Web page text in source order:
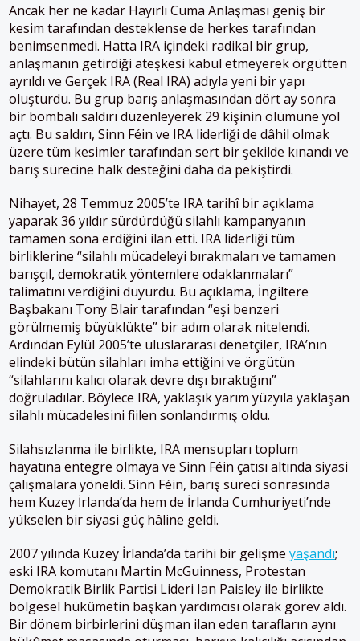
Ancak her ne kadar Hayırlı Cuma Anlaşması geniş bir
kesim tarafından desteklense de herkes tarafından
benimsenmedi. Hatta IRA içindeki radikal bir grup,
anlaşmanın getirdiği ateşkesi kabul etmeyerek örgütten
ayrıldı ve Gerçek IRA (Real IRA) adıyla yeni bir yapı
oluşturdu​. Bu grup barış anlaşmasından dört ay sonra
bir bombalı saldırı düzenleyerek 29 kişinin ölümüne yol
açtı​. Bu saldırı, Sinn Féin ve IRA liderliği de dâhil olmak
üzere tüm kesimler tarafından sert bir şekilde kınandı ve
barış sürecine halk desteğini daha da pekiştirdi.
Nihayet, 28 Temmuz 2005’te IRA tarihî bir açıklama
yaparak 36 yıldır sürdürdüğü silahlı kampanyanın
tamamen sona erdiğini ilan etti​. IRA liderliği tüm
birliklerine “silahlı mücadeleyi bırakmaları ve tamamen
barışçıl, demokratik yöntemlere odaklanmaları”
talimatını verdiğini duyurdu​. Bu açıklama, İngiltere
Başbakanı Tony Blair tarafından “eşi benzeri
görülmemiş büyüklükte” bir adım olarak nitelendi.
Ardından Eylül 2005’te uluslararası denetçiler, IRA’nın
elindeki bütün silahları imha ettiğini ve örgütün
“silahlarını kalıcı olarak devre dışı bıraktığını”
doğruladılar. Böylece IRA, yaklaşık yarım yüzyıla yaklaşan
silahlı mücadelesini fiilen sonlandırmış oldu.
Silahsızlanma ile birlikte, IRA mensupları toplum
hayatına entegre olmaya ve Sinn Féin çatısı altında siyasi
çalışmalara yöneldi. Sinn Féin, barış süreci sonrasında
hem Kuzey İrlanda’da hem de İrlanda Cumhuriyeti’nde
yükselen bir siyasi güç hâline geldi.
2007 yılında Kuzey İrlanda’da tarihi bir gelişme yaşandı;
eski IRA komutanı Martin McGuinness, Protestan
Demokratik Birlik Partisi Lideri Ian Paisley ile birlikte
bölgesel hükûmetin başkan yardımcısı olarak görev aldı.
Bir dönem birbirlerini düşman ilan eden tarafların aynı